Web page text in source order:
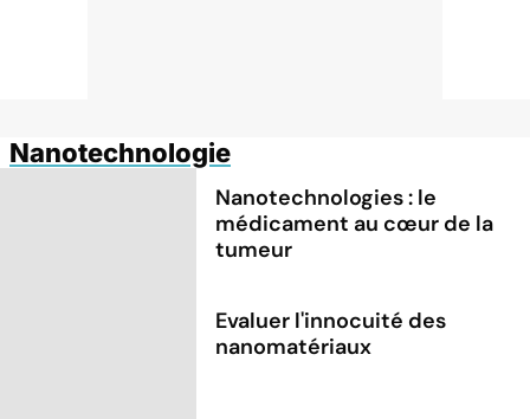
Nanotechnologie
Nanotechnologies : le
médicament au cœur de la
tumeur
Evaluer l'innocuité des
nanomatériaux